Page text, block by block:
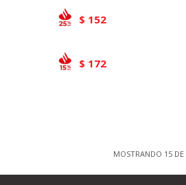
$ 152
$ 172
MOSTRANDO 15 DE